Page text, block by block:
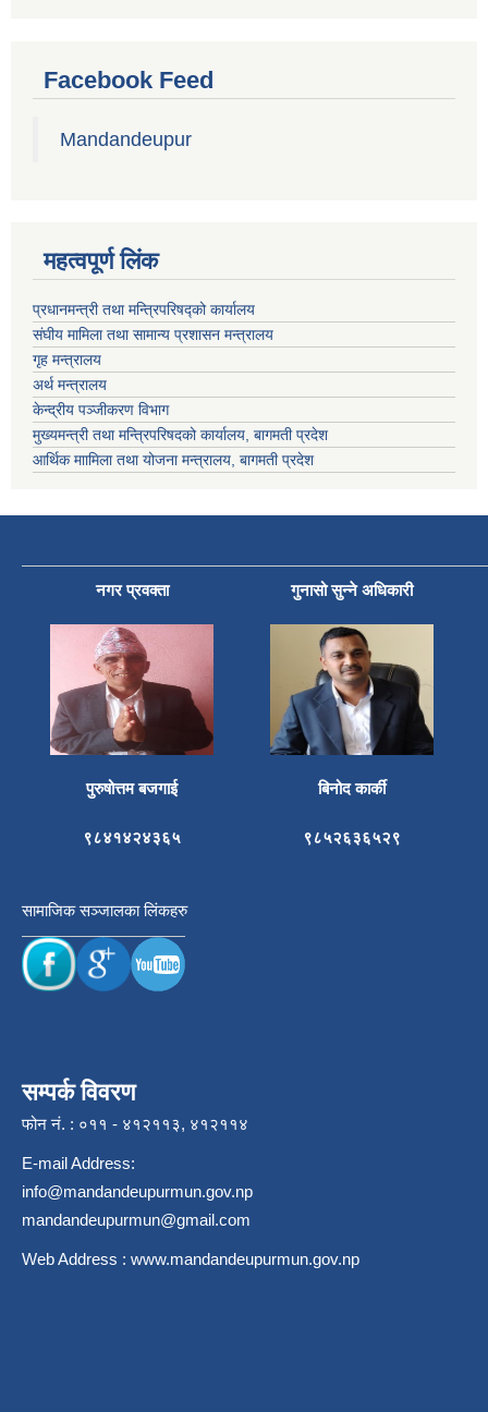
Facebook Feed
Mandandeupur
महत्वपूर्ण लिंक
प्रधानमन्त्री तथा मन्त्रिपरिषद्को कार्यालय
संघीय मामिला तथा सामान्य प्रशासन मन्त्रालय
गृह मन्त्रालय
अर्थ मन्त्रालय
केन्द्रीय पञ्जीकरण विभाग
मुख्यमन्त्री तथा मन्त्रिपरिषदको कार्यालय, बागमती प्रदेश
आर्थिक माामिला तथा योजना मन्त्रालय, बागमती प्रदेश
नगर प्रवक्ता गुनासो सुन्ने अधिकारी
पुरुषोत्तम बजगाई बिनोद कार्की
९८४१४२४३६५ ९८५२६३६५२९
सामाजिक सञ्जालका लिंकहरु
सम्पर्क विवरण
फोन नं. : ०११ - ४१२११३, ४१२११४
E-mail Address:
info@mandandeupurmun.gov.np
mandandeupurmun@gmail.com
Web Address : www.mandandeupurmun.gov.np